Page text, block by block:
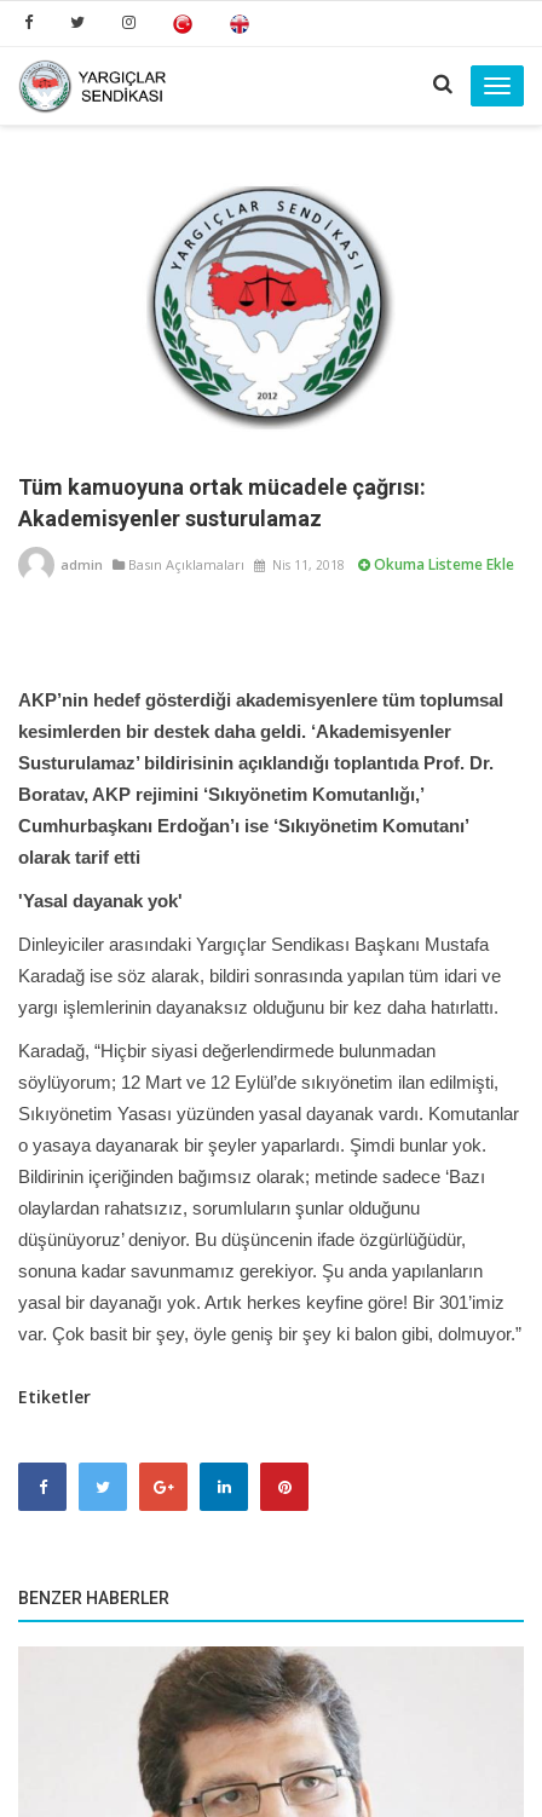
Tüm kamuoyuna ortak mücadele çağrısı:
Akademisyenler susturulamaz
admin Basın Açıklamaları Nis 11, 2018 Okuma Listeme Ekle
AKP’nin hedef gösterdiği akademisyenlere tüm toplumsal
kesimlerden bir destek daha geldi. ‘Akademisyenler
Susturulamaz’ bildirisinin açıklandığı toplantıda Prof. Dr.
Boratav, AKP rejimini ‘Sıkıyönetim Komutanlığı,’
Cumhurbaşkanı Erdoğan’ı ise ‘Sıkıyönetim Komutanı’
olarak tarif etti
'Yasal dayanak yok'
Dinleyiciler arasındaki Yargıçlar Sendikası Başkanı Mustafa
Karadağ ise söz alarak, bildiri sonrasında yapılan tüm idari ve
yargı işlemlerinin dayanaksız olduğunu bir kez daha hatırlattı.
Karadağ, “Hiçbir siyasi değerlendirmede bulunmadan
söylüyorum; 12 Mart ve 12 Eylül’de sıkıyönetim ilan edilmişti,
Sıkıyönetim Yasası yüzünden yasal dayanak vardı. Komutanlar
o yasaya dayanarak bir şeyler yaparlardı. Şimdi bunlar yok.
Bildirinin içeriğinden bağımsız olarak; metinde sadece ‘Bazı
olaylardan rahatsızız, sorumluların şunlar olduğunu
düşünüyoruz’ deniyor. Bu düşüncenin ifade özgürlüğüdür,
sonuna kadar savunmamız gerekiyor. Şu anda yapılanların
yasal bir dayanağı yok. Artık herkes keyfine göre! Bir 301’imiz
var. Çok basit bir şey, öyle geniş bir şey ki balon gibi, dolmuyor.”
Etiketler
BENZER HABERLER